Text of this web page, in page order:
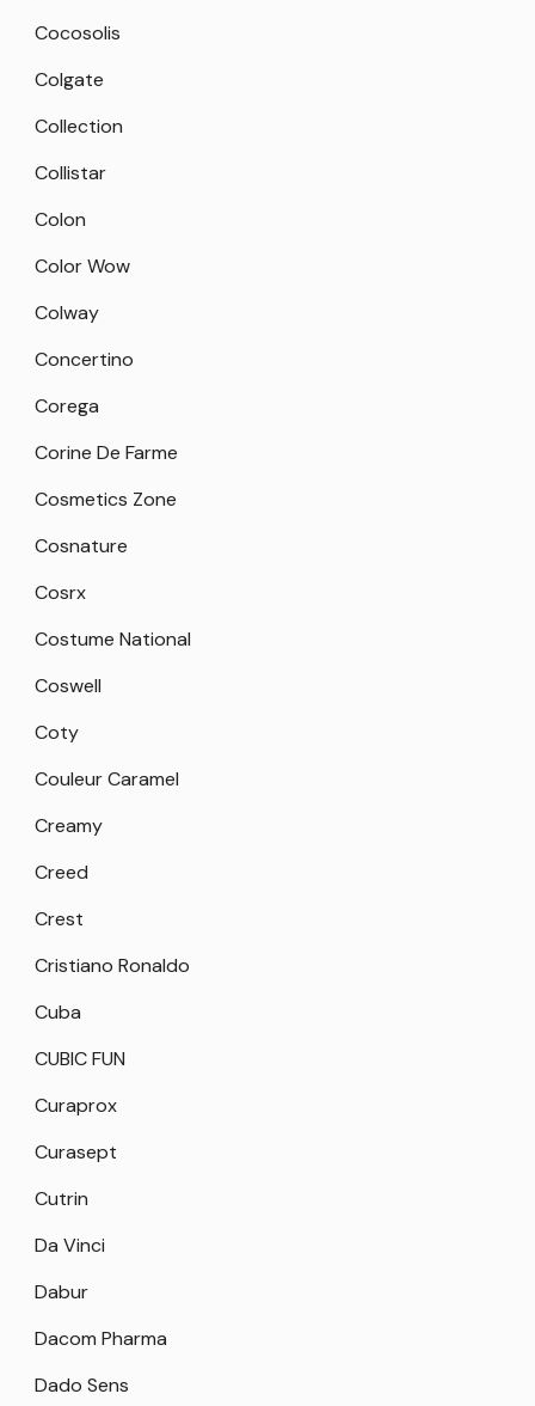
Cocosolis
Colgate
Collection
Collistar
Colon
Color Wow
Colway
Concertino
Corega
Corine De Farme
Cosmetics Zone
Cosnature
Cosrx
Costume National
Coswell
Coty
Couleur Caramel
Creamy
Creed
Crest
Cristiano Ronaldo
Cuba
CUBIC FUN
Curaprox
Curasept
Cutrin
Da Vinci
Dabur
Dacom Pharma
Dado Sens